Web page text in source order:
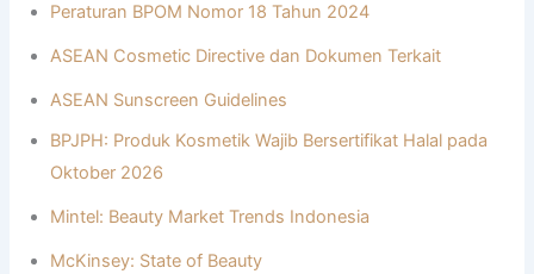
Peraturan BPOM Nomor 18 Tahun 2024
ASEAN Cosmetic Directive dan Dokumen Terkait
ASEAN Sunscreen Guidelines
BPJPH: Produk Kosmetik Wajib Bersertifikat Halal pada
Oktober 2026
Mintel: Beauty Market Trends Indonesia
McKinsey: State of Beauty